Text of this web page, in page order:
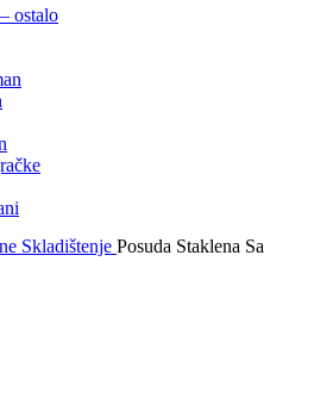
ostalo
Skladištenje Posuda Staklena Sa